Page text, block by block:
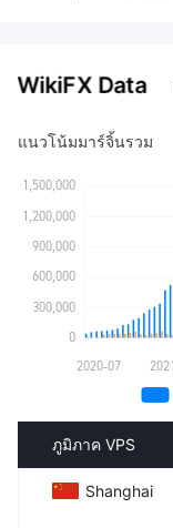
WikiFX Data
แนวโน้มมาร์จิ้นรวม
ภูมิภาค VPS
Shanghai